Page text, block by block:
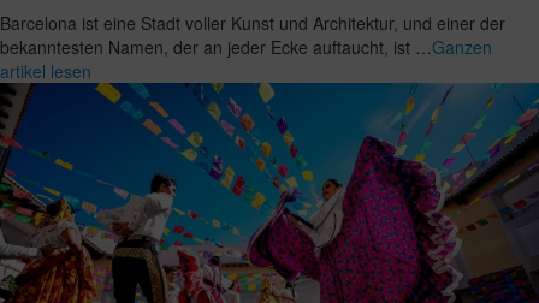
Barcelona ist eine Stadt voller Kunst und Architektur, und einer der
bekanntesten Namen, der an jeder Ecke auftaucht, ist …Ganzen
artikel lesen